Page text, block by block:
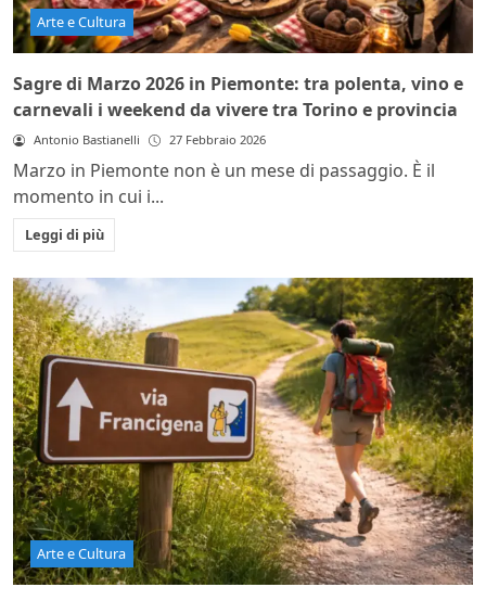
Arte e Cultura
Sagre di Marzo 2026 in Piemonte: tra polenta, vino e
carnevali i weekend da vivere tra Torino e provincia
Antonio Bastianelli 27 Febbraio 2026
Marzo in Piemonte non è un mese di passaggio. È il
momento in cui i...
Leggi di più
Arte e Cultura